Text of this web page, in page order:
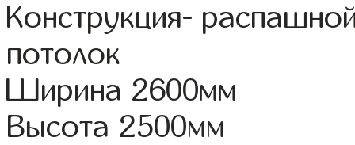
Конструкция-
потолок
Ширина 2600мм
Высота 2500мм